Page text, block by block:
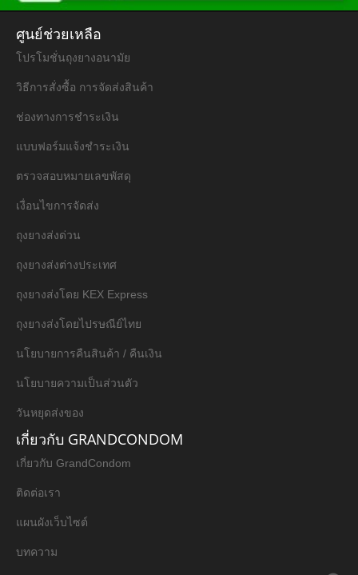
ศูนย์ช่วยเหลือ
โปรโมชั่นถุงยางอนามัย
วิธีการสั่งซื้อ การจัดส่งสินค้า
ช่องทางการชำระเงิน
แบบฟอร์มแจ้งชำระเงิน
ตรวจสอบหมายเลขพัสดุ
เงื่อนไขการจัดส่ง
ถุงยางส่งด่วน
ถุงยางส่งต่างประเทศ
ถุงยางส่งโดย KEX Express
ถุงยางส่งโดยไปรษณีย์ไทย
นโยบายการคืนสินค้า / คืนเงิน
นโยบายความเป็นส่วนตัว
วันหยุดส่งของ
เกี่ยวกับ GRANDCONDOM
เกี่ยวกับ GrandCondom
ติดต่อเรา
แผนผังเว็บไซต์
บทความ